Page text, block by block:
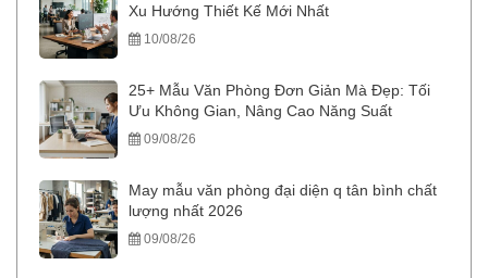
Xu Hướng Thiết Kế Mới Nhất
10/08/26
25+ Mẫu Văn Phòng Đơn Giản Mà Đẹp: Tối
Ưu Không Gian, Nâng Cao Năng Suất
09/08/26
May mẫu văn phòng đại diện q tân bình chất
lượng nhất 2026
09/08/26